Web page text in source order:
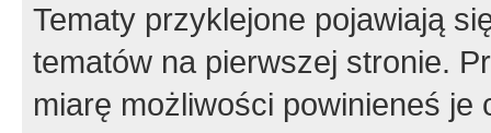
Tematy przyklejone pojawiają
tematów na pierwszej stronie.
miarę możliwości powinieneś je